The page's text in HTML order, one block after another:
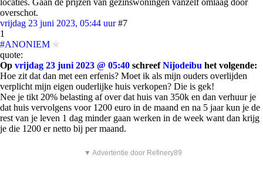
locaties. Gaan de prijzen van gezinswoningen vanzelf omlaag door
overschot.
vrijdag 23 juni 2023, 05:44 uur #7
1
#ANONIEM
quote:
Op vrijdag 23 juni 2023 @ 05:40 schreefNijodeibu het volgende:
Hoe zit dat dan met een erfenis? Moet ik als mijn ouders overlijden
verplicht mijn eigen ouderlijke huis verkopen? Die is gek!
Nee je tikt 20% belasting af over dat huis van 350k en dan verhuur je
dat huis vervolgens voor 1200 euro in de maand en na 5 jaar kun je de
rest van je leven 1 dag minder gaan werken in de week want dan krijg
je die 1200 er netto bij per maand.
▼ Advertentie door Refinery89